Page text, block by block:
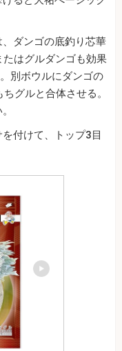
ダンゴの底釣り芯華
はグルダンゴも効果
別ボウルにダンゴの
グルと合体させる。
付けて、トップ3目